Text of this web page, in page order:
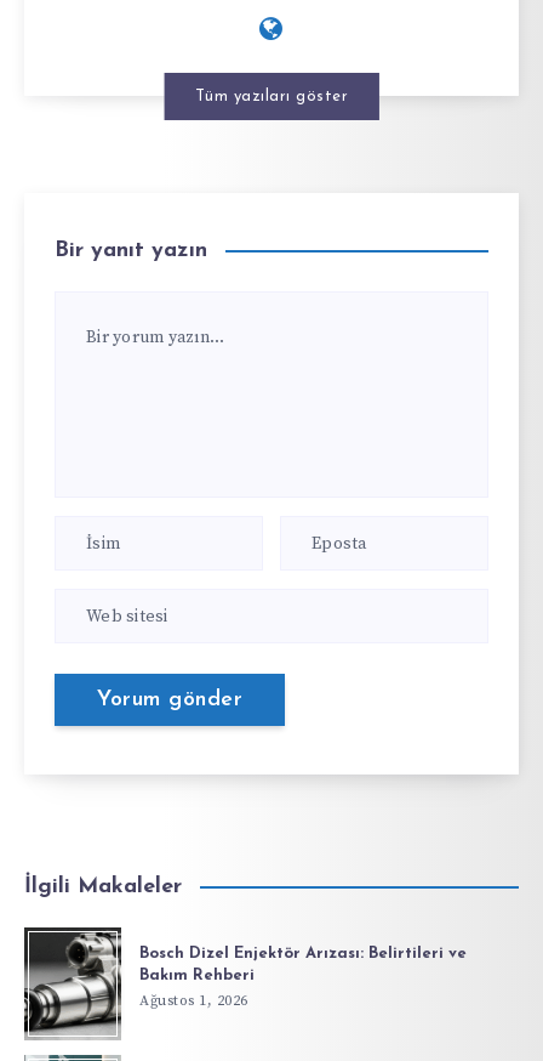
Tüm yazıları göster
Bir yanıt yazın
İlgili Makaleler
Bosch Dizel Enjektör Arızası: Belirtileri ve
Bakım Rehberi
Ağustos 1, 2026